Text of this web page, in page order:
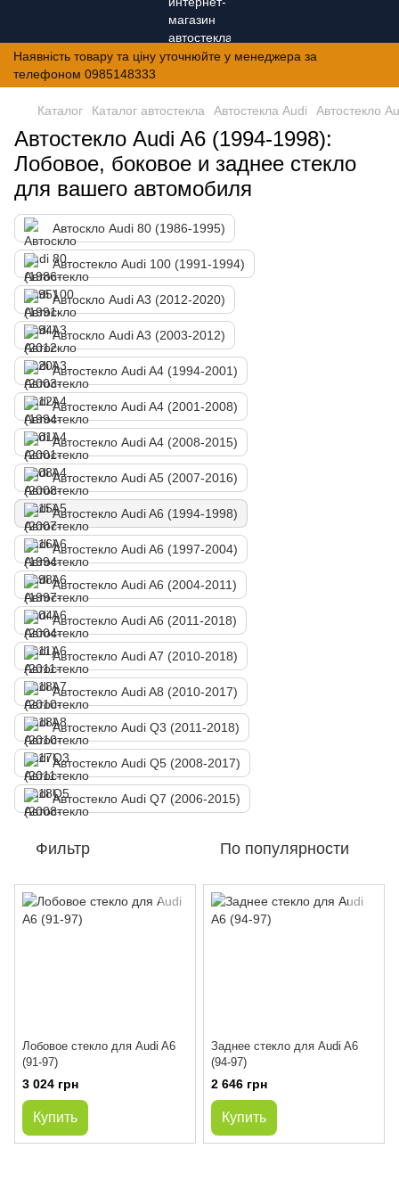
Наявність товару та ціну уточнюйте у менеджера за
телефоном 0985148333
Каталог Каталог автостекла Автостекла Audi Автостекло
Автостекло Audi A6 (1994-1998):
Лобовое, боковое и заднее стекло
для вашего автомобиля
Автоскло Audi 80 (1986-1995)
Автостекло Audi 100 (1991-1994)
Автоскло Audi A3 (2012-2020)
Автоскло Audi A3 (2003-2012)
Автостекло Audi A4 (1994-2001)
Автостекло Audi A4 (2001-2008)
Автостекло Audi A4 (2008-2015)
Автостекло Audi A5 (2007-2016)
Автостекло Audi A6 (1994-1998)
Автостекло Audi A6 (1997-2004)
Автостекло Audi A6 (2004-2011)
Автостекло Audi A6 (2011-2018)
Автостекло Audi A7 (2010-2018)
Автостекло Audi A8 (2010-2017)
Автостекло Audi Q3 (2011-2018)
Автостекло Audi Q5 (2008-2017)
Автостекло Audi Q7 (2006-2015)
Фильтр По популярности
Лобовое стекло для Audi A6
(91-97)
3 024 грн
Купить
Заднее стекло для Audi A6
(94-97)
2 646 грн
Купить